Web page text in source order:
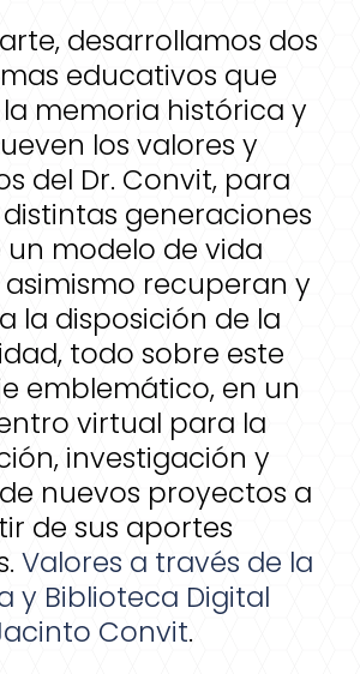
desarrollamos dos
educativos que
memoria histórica y
los valores y
del Dr. Convit, para
generaciones
un modelo de vida
recuperan y
la disposición de la
todo sobre este
emblemático, en un
virtual para la
investigación y
nuevos proyectos a
de sus aportes
Valores a través de la
y Biblioteca Digital
Convit.